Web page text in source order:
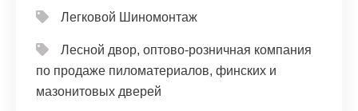
Легковой Шиномонтаж
Лесной двор, оптово-розничная компания
по продаже пиломатериалов, финских и
мазонитовых дверей